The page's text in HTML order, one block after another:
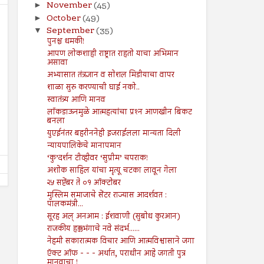
तरुण नेतृत्वाचा अभाव अमेरिकेच्या
अधोगतीस कारणीभूत ठरू शकतो?
8/9/2024
09
आपत्तीग्रस्त शेतकऱ्यांच्या
खंबीरपणे उभे राहावे...!
Shodhan
► November(45)
► October(49)
▼ September(35)
पुनश्च धमकी!
आपण लोकशाही राष्ट्रात राहतो याचा अभिमान
असावा
अभ्यासात तंत्रज्ञान व सोशल मिडीयाचा वापर
शाळा सुरु करण्याची घाई नको..
स्वातंत्र्य आणि मानव
लॉकडाऊनमुळे आत्महत्यांचा प्रश्‍न आणखीन बिकट
बनला
युएईनंतर बहरीननेही इजराईलला मान्यता दिली
न्यायपालिकेचे मानापमान
‘कु’दर्शन टीव्हीवर ‘सुप्रीम’ चपराक!
अशोक साहिल यांचा मृत्यू चटका लावून गेला
२५ सप्टेंबर ते ०१ ऑक्टोबर
मुस्लिम समाजाचे सेंटर राज्यास आदर्शवत :
पालकमंत्री...
सूरह अल् अनआम : ईशवाणी (सुबोध कुरआन)
राजकीय हक्कभंगाचे नवे संदर्भ......
नेहमी सकारात्मक विचार आणि आत्मविश्वासाने जगा
ऍक्ट ऑफ - - - अर्थात, पराधीन आहे जगती पुत्र